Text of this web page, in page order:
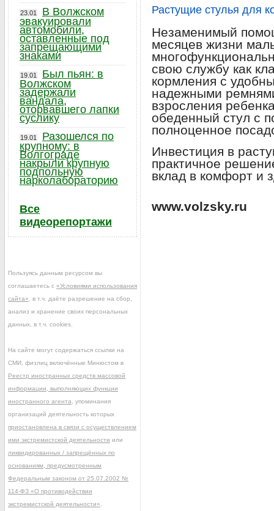
Растущие стулья для
Незаменимый
месяцев жизни
свою службу как
кормления с
надежными
взросления
обеденный стул с
полноценное
Инвестиция в
практичное
вклад в комфорт и
www.volzsky.ru
23.01
В Волжском
эвакуировали
автомобили,
оставленные под
запрещающими
знаками
19.01
Был пьян: в
Волжском
задержали
вандала,
оторвавшего лапки
суслику
19.01
Разошелся по
крупному: в
Волгограде
накрыли крупную
подпольную
нарколабораторию
Все
видеорепортажи
Пользуясь данным ресурсом вы
соглашаетесь с «Условиями использования
сайта» , в т.ч. даёте разрешение на сбор,
анализ и хранение своих персональных
данных, в т.ч. cookies.
На сайте могут содержаться ссылки на
СМИ, физлиц включённые Минюстом в
Реестр иностранных средств массовой
информации, выполняющих функции
иностранного агента , упоминания
организаций деятельность которых
приостановлена в связи с осуществлением
ими экстремистской деятельности или
ликвидированных / запрещённых по
основаниям, предусмотренным
Федеральным законом от 25.07.2002 №
114-ФЗ «О противодействии
экстремистской деятельности»